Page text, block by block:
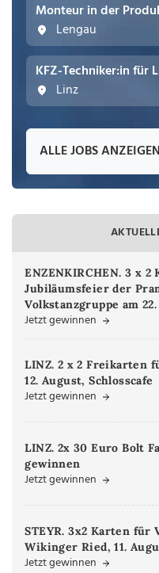
Monteur in der
Lengau
KFZ-Techniker:in für
Linz
ALLE JOBS ANZEIGEN
ENZENKIRCHEN. 3 x
Jubiläumsfeier der
Volkstanzgruppe am
Jetzt gewinnen
LINZ. 2 x 2 Freikarten
12. August, Schlosscafe
Jetzt gewinnen
LINZ. 2x 30 Euro Bolt
gewinnen
Jetzt gewinnen
STEYR. 3x2 Karten für
Wikinger Ried, 11.
Jetzt gewinnen